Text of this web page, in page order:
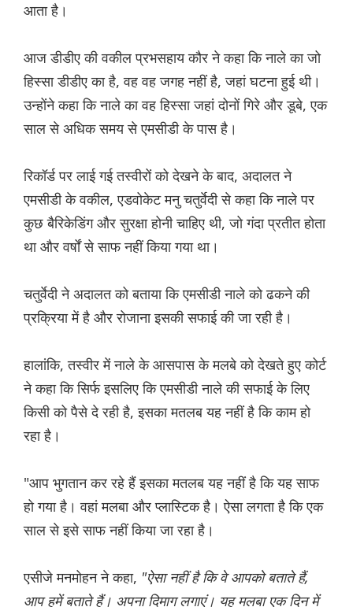
आता है।
आज डीडीए की वकील प्रभसहाय कौर ने कहा कि नाले का जो
हिस्सा डीडीए का है, वह वह जगह नहीं है, जहां घटना हुई थी।
उन्होंने कहा कि नाले का वह हिस्सा जहां दोनों गिरे और डूबे, एक
साल से अधिक समय से एमसीडी के पास है।
रिकॉर्ड पर लाई गई तस्वीरों को देखने के बाद, अदालत ने
एमसीडी के वकील, एडवोकेट मनु चतुर्वेदी से कहा कि नाले पर
कुछ बैरिकेडिंग और सुरक्षा होनी चाहिए थी, जो गंदा प्रतीत होता
था और वर्षों से साफ नहीं किया गया था।
चतुर्वेदी ने अदालत को बताया कि एमसीडी नाले को ढकने की
प्रक्रिया में है और रोजाना इसकी सफाई की जा रही है।
हालांकि, तस्वीर में नाले के आसपास के मलबे को देखते हुए कोर्ट
ने कहा कि सिर्फ इसलिए कि एमसीडी नाले की सफाई के लिए
किसी को पैसे दे रही है, इसका मतलब यह नहीं है कि काम हो
रहा है।
"आप भुगतान कर रहे हैं इसका मतलब यह नहीं है कि यह साफ
हो गया है। वहां मलबा और प्लास्टिक है। ऐसा लगता है कि एक
साल से इसे साफ नहीं किया जा रहा है।
एसीजे मनमोहन ने कहा, "ऐसा नहीं है कि वे आपको बताते हैं,
आप हमें बताते हैं। अपना दिमाग लगाएं। यह मलबा एक दिन में